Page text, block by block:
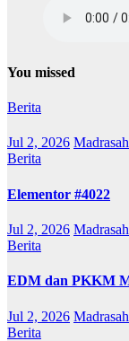
You missed
Berita
Jul 2, 2026
Berita
Elementor #4022
Jul 2, 2026
Berita
EDM dan PKKM
Jul 2, 2026
Berita